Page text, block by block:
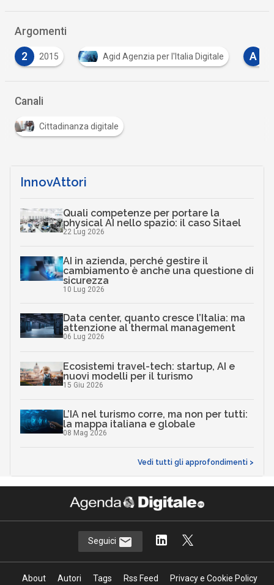
Argomenti
Agid Agenzia per l'Italia Digitale A anorc
Canali
Cittadinanza digitale
InnovAttori
Quali competenze per portare la
physical AI nello spazio: il caso Sitael
22 Lug 2026
AI in azienda, perché gestire il
cambiamento è anche una questione di
sicurezza
10 Lug 2026
Data center, quanto cresce l’Italia: ma
attenzione al thermal management
06 Lug 2026
Ecosistemi travel-tech: startup, AI e
nuovi modelli per il turismo
15 Giu 2026
L’IA nel turismo corre, ma non per tutti:
la mappa italiana e globale
08 Mag 2026
Vedi tutti gli approfondimenti >
Seguici
About Autori Tags Rss Feed
Privacy e Cookie Policy